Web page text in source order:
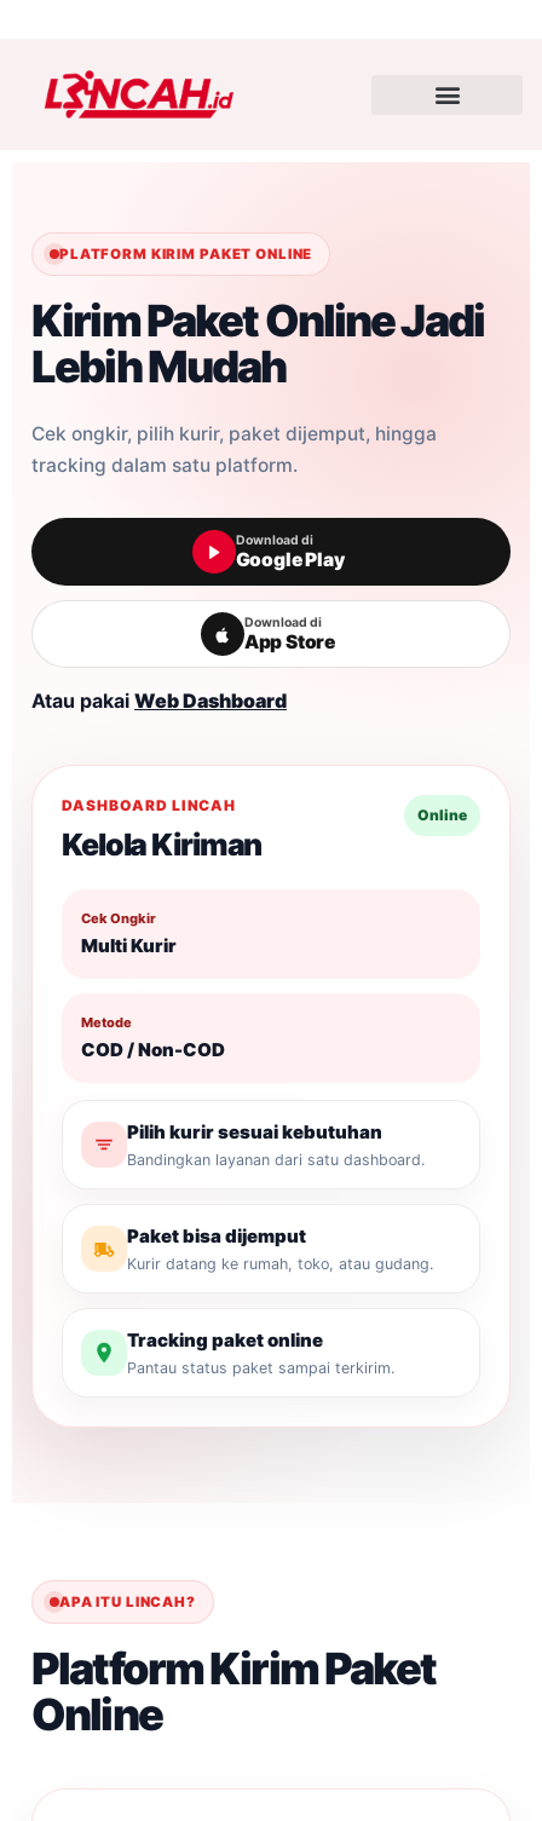
PLATFORM KIRIM PAKET ONLINE
Kirim Paket Online Jadi
Lebih Mudah
Cek ongkir, pilih kurir, paket dijemput, hingga
tracking dalam satu platform.
Download di
Google Play
Download di
App Store
Atau pakai Web Dashboard
DASHBOARD LINCAH
Kelola Kiriman
Online
Cek Ongkir
Multi Kurir
Metode
COD / Non-COD
Pilih kurir sesuai kebutuhan
Bandingkan layanan dari satu dashboard.
Paket bisa dijemput
Kurir datang ke rumah, toko, atau gudang.
Tracking paket online
Pantau status paket sampai terkirim.
APA ITU LINCAH?
Platform Kirim Paket
Online